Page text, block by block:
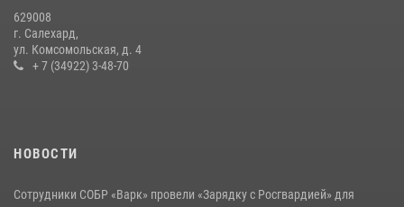
14 июля 2026, 06:53
629008
г. Салехард,
ул. Комсомольская, д. 4
+ 7 (34922) 3-48-70
НОВОСТИ
Сотрудники СОБР «Варк» провели «Зарядку с Росгвардией» для